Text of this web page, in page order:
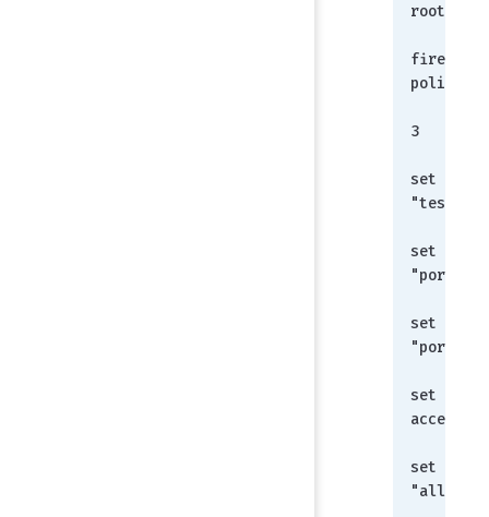
root
firewall
policy
3
set name
"test"
set
"port5"
set
"port2"
set
accept
set
"all"